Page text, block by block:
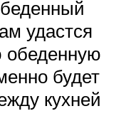
удастся
обеденную
будет
кухней